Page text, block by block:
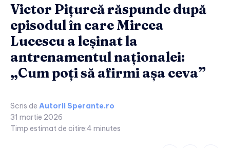
Victor Pițurcă răspunde după
episodul în care Mircea
Lucescu a leșinat la
antrenamentul naționalei:
„Cum poți să afirmi așa ceva”
Scris de Autorii Sperante.ro
31 martie 2026
Timp estimat de citire:4 minutes